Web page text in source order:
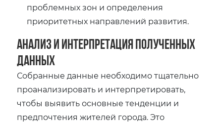
проблемных зон и определения
приоритетных направлений развития.
Анализ и интерпретация полученных
данных
Собранные данные необходимо тщательно
проанализировать и интерпретировать‚
чтобы выявить основные тенденции и
предпочтения жителей города. Это